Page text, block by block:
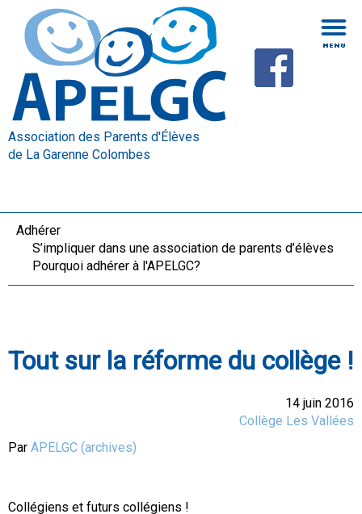
Association des Parents d'Élèves
de La Garenne Colombes
Adhérer
S’impliquer dans une association de parents d’élèves
Pourquoi adhérer à l'APELGC?
Tout sur la réforme du collège !
14 juin 2016
Collège Les Vallées
Par APELGC (archives)
Collégiens et futurs collégiens !